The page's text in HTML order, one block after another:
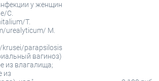
у женщин
C.
T.
urealyticum/ M.
parapsilosis
вагиноз)
из влагалища;
из